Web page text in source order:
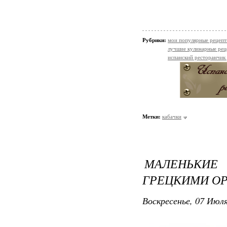
Рубрики: мои популярные
лучшие кулинарные
испанский
Метки: кабачки
ГРЕЦКИМИ
Воскресенье, 07